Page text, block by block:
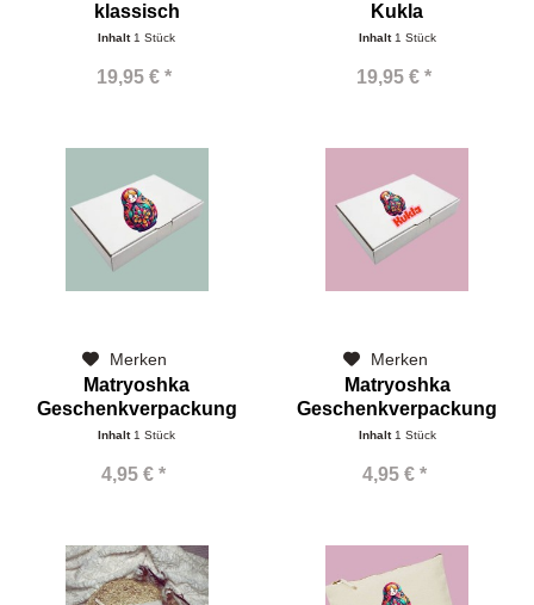
klassisch
Inhalt1 Stück
19,95 € *
Kukla
Inhalt1 Stück
19,95 € *
Merken
Matryoshka
Geschenkverpackung
klassisch
Inhalt 1 Stück
4,95 € *
Merken
Matryoshka
Geschenkverpackung
Kukla
Inhalt 1 Stück
4,95 € *